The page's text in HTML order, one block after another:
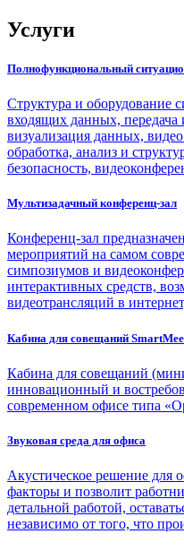
Услуги
Полнофункциональный
Структура и оборудование
входящих данных, передача
визуализация данных,
обработка, анализ и
безопасность,
Мультизадачный конференц-зал
Конференц-зал
мероприятий на самом
симпозиумов и
интерактивных средств,
видеотрансляций в
Кабина для совещаний
Кабина для совещаний
инновационный и
современном офисе типа
Звуковая среда для офиса
Акустическое решение для
факторы и позволит
детальной работой,
независимо от того, что